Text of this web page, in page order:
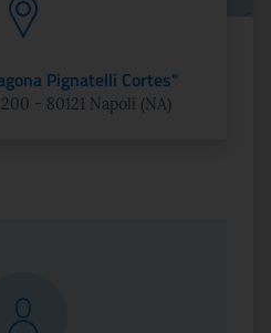
Pignatelli Cortes"
- 80121 Napoli (NA)